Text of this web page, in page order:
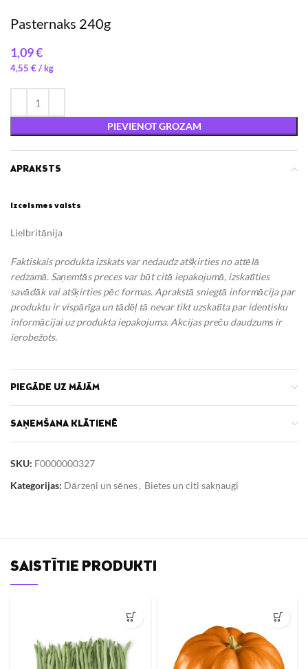
Pasternaks 240g
€
4,55 €/
PIEVIENOT GROZAM
APRAKSTS
Izcelsmes valsts
Lielbritānija
Faktiskais produkta izskats var nedaudz atšķirties no attēlā
redzamā. Saņemtās preces var būt citā iepakojumā, izskatīties
savādāk vai atšķirties pēc formas. Aprakstā sniegtā informācija par
produktu ir vispārīga un tādēļ tā nevar tikt uzskatīta par identisku
informācijai uz produkta iepakojuma. Akcijas preču daudzums ir
ierobežots.
PIEGĀDE UZ MĀJĀM
SAŅEMŠANA KLĀTIENĒ
SKU: F0000000327
Kategorijas: Dārzeņi un sēnes, Bietes un citi sakņaugi
SAISTĪTIE PRODUKTI